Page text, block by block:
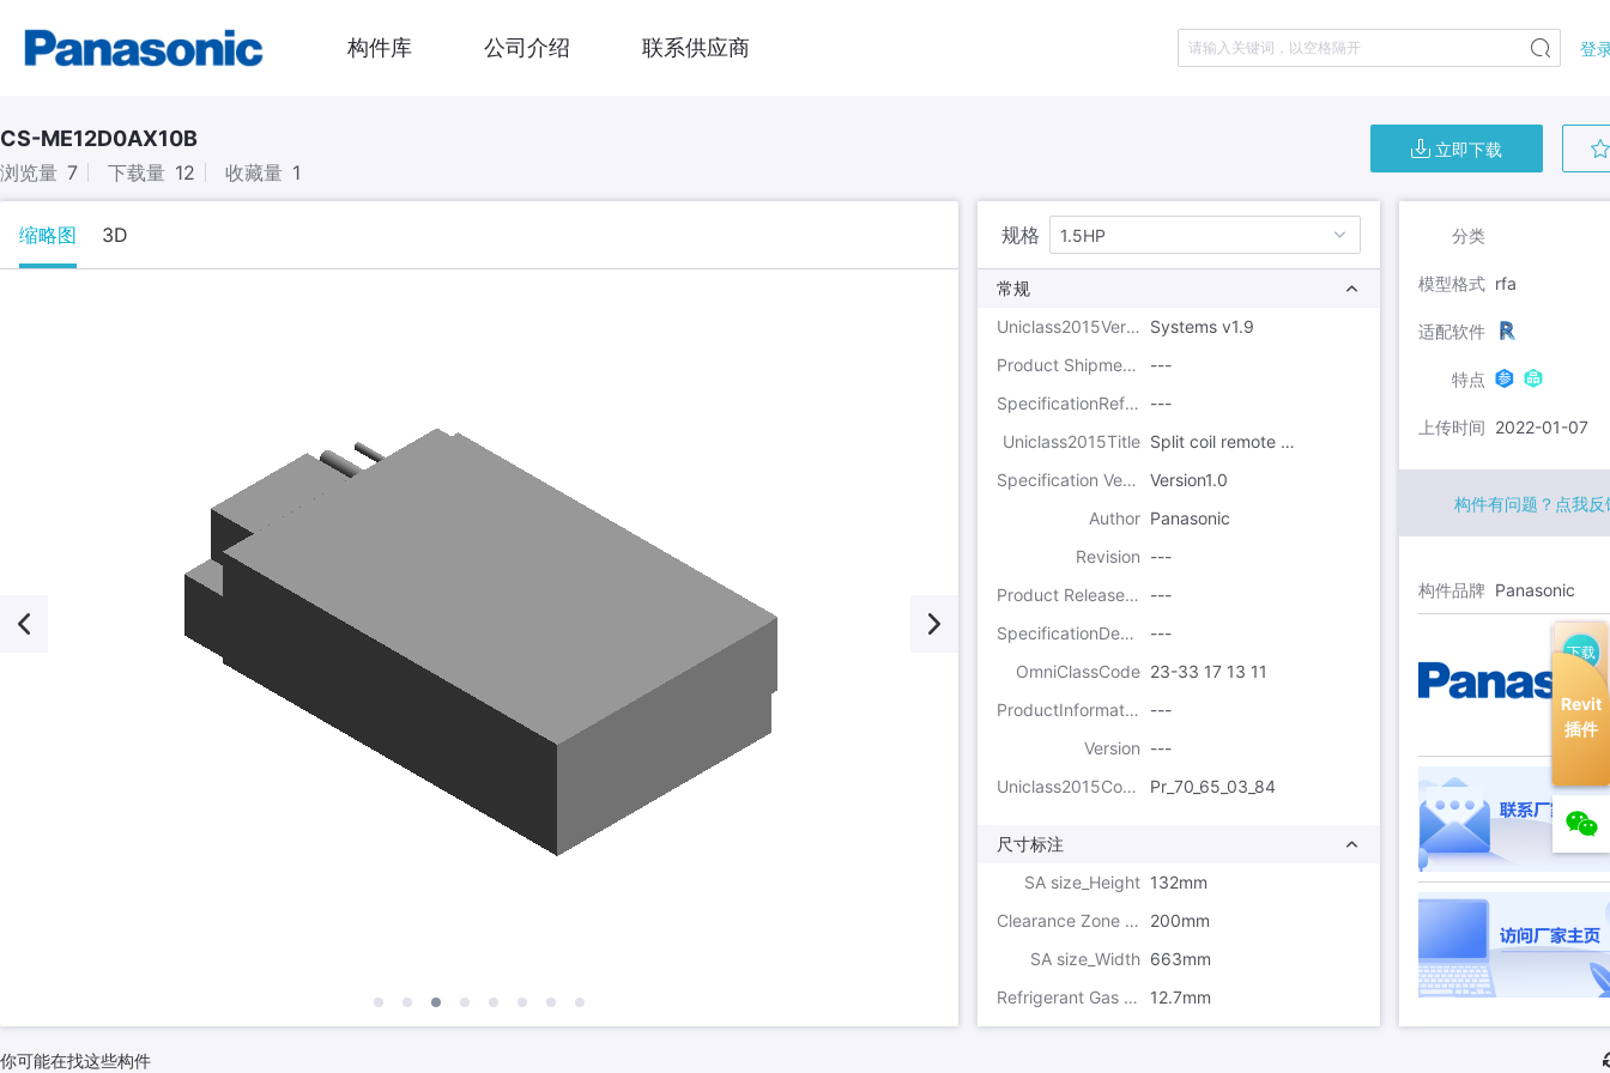
构件库 公司介绍 联系供应商 请输入关键词，以空格隔开 登
CS-ME12D0AX10B
浏览量 7 下载量 12 收藏量 1
立即下载
缩略图 3D 规格 1.5HP
常规
Uniclass2015Version
Systems v1.9
Product Shipment Target
---
SpecificationReference
---
Uniclass2015Title
Split coil remote air cooled condensing units
Specification Version
Version1.0
Author Panasonic
Revision ---
Product Release Date
---
SpecificationDescription
---
OmniClassCode 23-33 17 13 11
ProductInformation
---
Version ---
Uniclass2015Code
Pr_70_65_03_84
尺寸标注
SA size_Height 132mm
Clearance Zone Right Depth
200mm
SA size_Width 663mm
Refrigerant Gas Pipe Diameter
12.7mm
分类
模型格式 rfa
适配软件
特点
上传时间 2022-01-07
构件有问题？点我反
构件品牌 Panasonic
你可能在找这些构件
下载
Revit
插件